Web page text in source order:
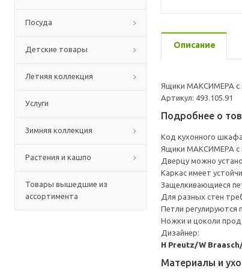
Посуда
Детские товары
Летняя коллекция
Услуги
Зимняя коллекция
Растения и кашпо
Товары вышедшие из
ассортимента
Описание
Ящики МАКСИМЕРА с
Артикул: 493.105.91
Подробнее о
Код кухонного
Ящики МАКСИМЕРА с
Дверцу можно
Каркас имеет
Защелкивающиеся
Для разных стен
Петли регулируются
Ножки и цоколи
Дизайнер:
H Preutz/W
Материалы и